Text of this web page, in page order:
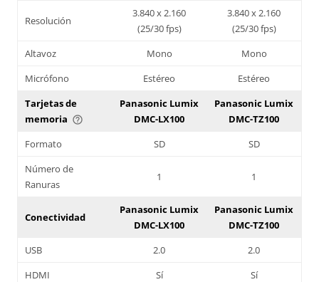
Resolución
3.840 x 2.160
(25/30 fps)
3.840 x 2.160
(25/30 fps)
Altavoz
Mono
Mono
Micrófono
Estéreo
Estéreo
Tarjetas de
memoria help_outline
Panasonic Lumix
DMC-LX100
Panasonic Lumix
DMC-TZ100
Formato
SD
SD
Número de
Ranuras
1 1
Conectividad
Panasonic Lumix
DMC-LX100
Panasonic Lumix
DMC-TZ100
USB
2.0
2.0
HDMI
Sí
Sí